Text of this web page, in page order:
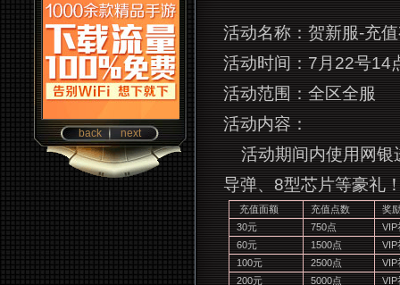
back next
活动名称：贺新服-充
活动时间：7月22号14
活动范围：全区全服
活动内容：
活动期间内使用网
导弹、8型芯片等豪礼
充值面额 充值点数
奖
30元 750点 VIP
60元 1500点 VIP
100元 2500点 VIP
200元 5000点 VIP